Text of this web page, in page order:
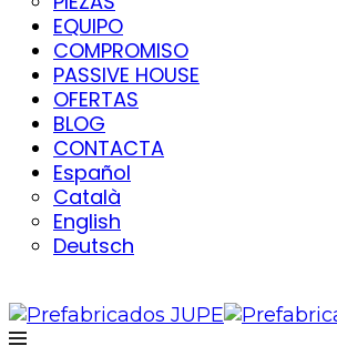
EQUIPO
COMPROMISO
PASSIVE HOUSE
OFERTAS
BLOG
CONTACTA
Español
Català
English
Deutsch